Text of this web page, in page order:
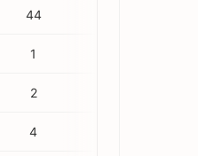
44
1
2
4